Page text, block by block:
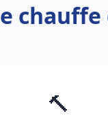
chauffe
🔨